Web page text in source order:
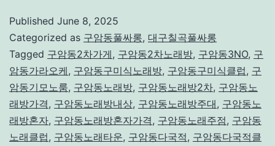
풀
싸
롱,
특
별
한
Published June 8, 2025
Categorized as 구암동풀싸롱, 대구칠곡풀싸롱
Tagged 구암동2차가게, 구암동2차노래방, 구암동3NO, 구
암동가라오케, 구암동구미식노래방, 구암동구미식클럽, 구
암동기모노룸, 구암동노래방, 구암동노래방2차, 구암동노
래방가격, 구암동노래방내상, 구암동노래방주대, 구암동노
래방혼자, 구암동노래방혼자가격, 구암동노래주점, 구암동
노래클럽, 구암동노래타운, 구암동다국적, 구암동다국적클